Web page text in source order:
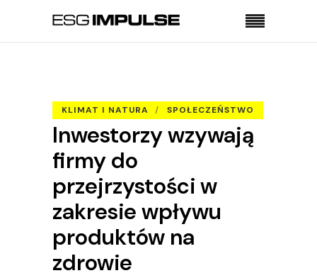
KLIMAT I NATURA SPOŁECZEŃSTWO
Inwestorzy wzywają
firmy do
przejrzystości w
zakresie wpływu
produktów na
zdrowie